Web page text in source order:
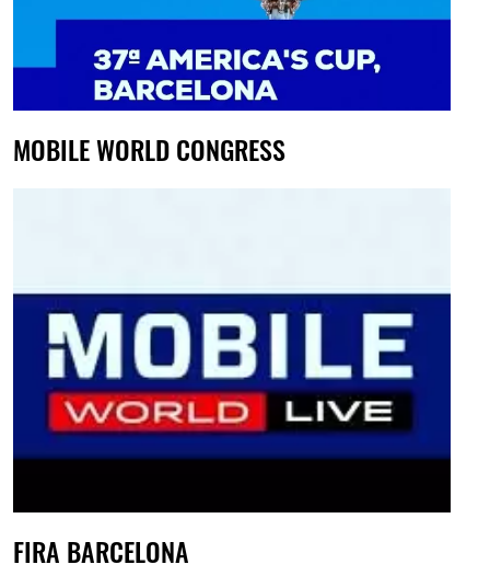
MOBILE WORLD CONGRESS
FIRA BARCELONA